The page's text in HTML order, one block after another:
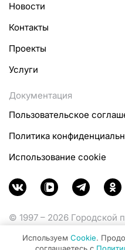
Новости
Контакты
Проекты
Услуги
Документация
Пользовательское
Политика
Использование cookie
© 1997 – 2026 Городской
Министерства цифрового
Используем Cookie.
соглашаетесь с